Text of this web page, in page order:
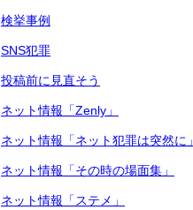
検挙事例
SNS犯罪
投稿前に見直そう
ネット情報「Zenly」
ネット情報「ネット犯罪は突然に」
ネット情報「その時の場面集」
ネット情報「ステメ」